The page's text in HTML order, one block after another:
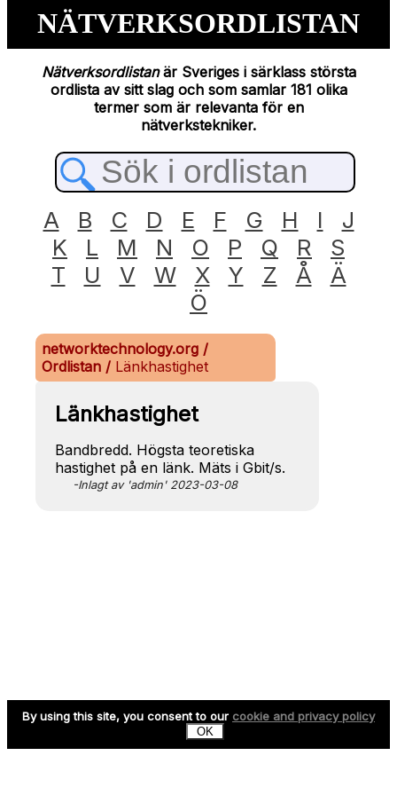
NÄTVERKSORDLISTAN
Nätverksordlistanär Sveriges i särklass största
ordlista av sitt slag och som samlar 181 olika
termer som är relevanta för en
nätverkstekniker.
A B C D E F G H I
J
K
L M N O P Q R
S
T
U V W X Y Z Å
Ä
Ö
networktechnology.org /
Ordlistan / Länkhastighet
Länkhastighet
Bandbredd. Högsta teoretiska
hastighet på en länk. Mäts i Gbit/s.
-Inlagt av 'admin' 2023-03-08
By using this site, you consent to our cookie and privacy policy